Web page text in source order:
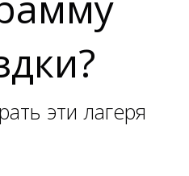
эти лагеря